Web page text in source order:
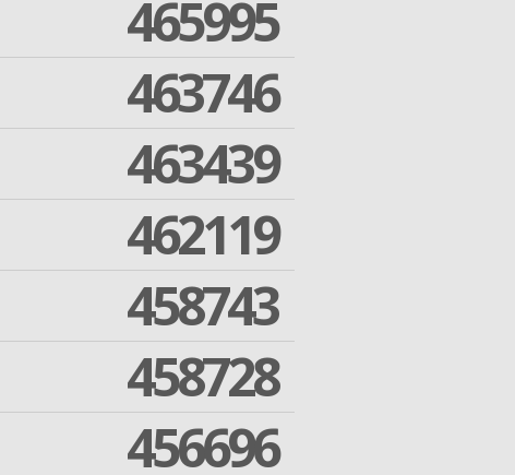
465995
463746
463439
462119
458743
458728
456696